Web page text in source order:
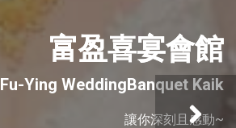
富盈喜宴會館
Fu-Ying WeddingBanquet Kaik
讓你深刻且感動~